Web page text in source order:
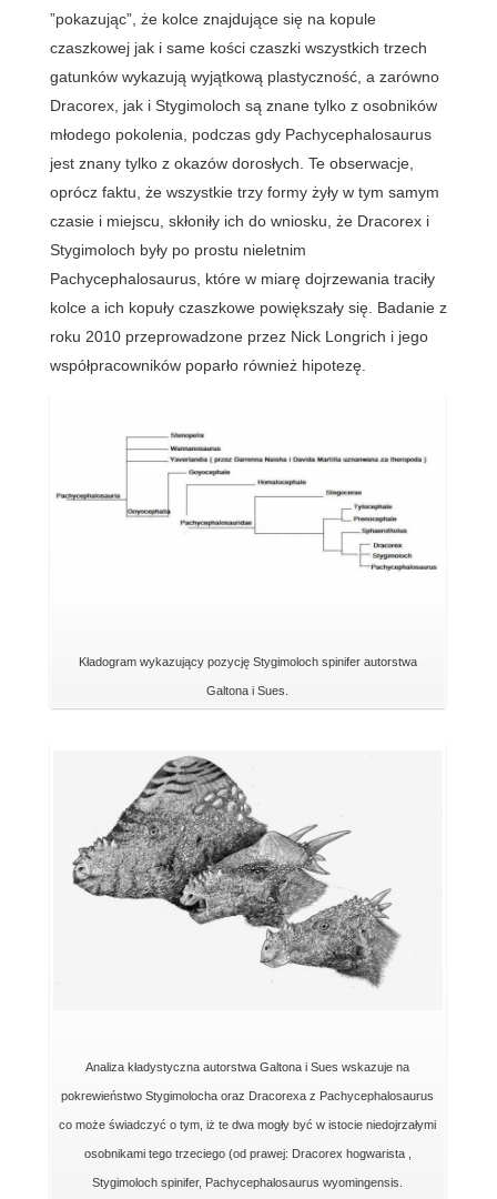
”pokazując”, że kolce znajdujące się na kopule
czaszkowej jak i same kości czaszki wszystkich trzech
gatunków wykazują wyjątkową plastyczność, a zarówno
Dracorex, jak i Stygimoloch są znane tylko z osobników
młodego pokolenia, podczas gdy Pachycephalosaurus
jest znany tylko z okazów dorosłych. Te obserwacje,
oprócz faktu, że wszystkie trzy formy żyły w tym samym
czasie i miejscu, skłoniły ich do wniosku, że Dracorex i
Stygimoloch były po prostu nieletnim
Pachycephalosaurus, które w miarę dojrzewania traciły
kolce a ich kopuły czaszkowe powiększały się. Badanie z
roku 2010 przeprowadzone przez Nick Longrich i jego
współpracowników poparło również hipotezę.
Kładogram wykazujący pozycję Stygimoloch spinifer autorstwa
Galtona i Sues.
Analiza kładystyczna autorstwa Galtona i Sues wskazuje na
pokrewieństwo Stygimolocha oraz Dracorexa z Pachycephalosaurus
co może świadczyć o tym, iż te dwa mogły być w istocie niedojrzałymi
osobnikami tego trzeciego (od prawej: Dracorex hogwarista ,
Stygimoloch spinifer, Pachycephalosaurus wyomingensis.